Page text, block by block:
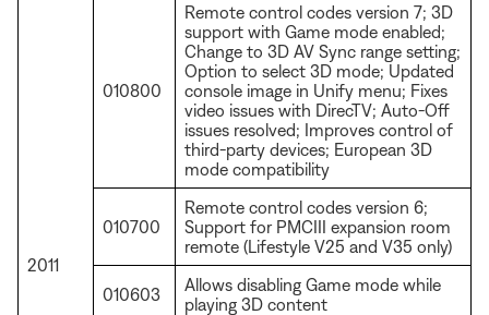
2011
010800
Remote control codes version 7; 3D
support with Game mode enabled;
Change to 3D AV Sync range setting;
Option to select 3D mode; Updated
console image in Unify menu; Fixes
video issues with DirecTV; Auto-Off
issues resolved; Improves control of
third-party devices; European 3D
mode compatibility
010700
Remote control codes version 6;
Support for PMCIII expansion room
remote (Lifestyle V25 and V35 only)
010603
Allows disabling Game mode while
playing 3D content